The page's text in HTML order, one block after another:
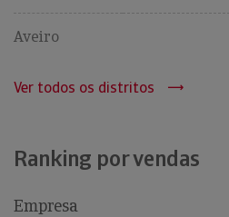
Aveiro
Ver todos os distritos
Ranking por vendas
Empresa